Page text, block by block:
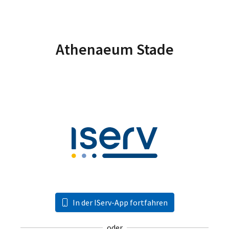
Athenaeum Stade
In der IServ-App fortfahren